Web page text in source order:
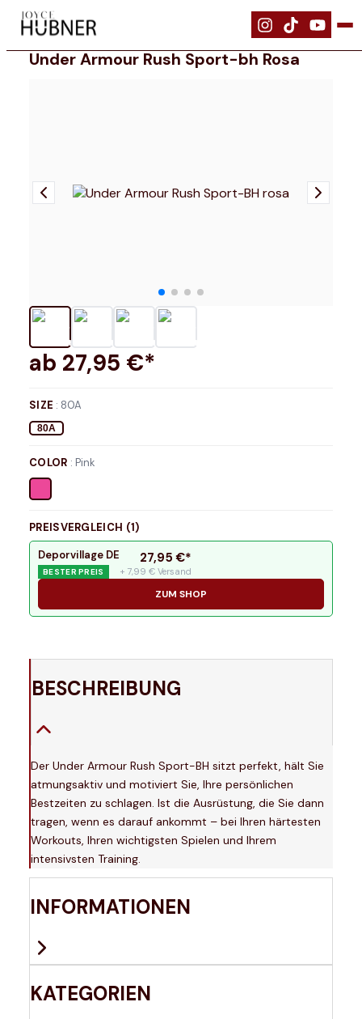
| Bekleidung Under Armour Rush Sport-BH rosa
Under Armour Rush Sport-bh Rosa
ab 27,95 €*
SIZE : 80A
80A
COLOR : Pink
PREISVERGLEICH (1)
Deporvillage DE
BESTER PREIS
27,95 €*
+ 7,99 € Versand
ZUM SHOP
BESCHREIBUNG
Der Under Armour Rush Sport-BH sitzt perfekt, hält Sie
atmungsaktiv und motiviert Sie, Ihre persönlichen
Bestzeiten zu schlagen. Ist die Ausrüstung, die Sie dann
tragen, wenn es darauf ankommt – bei Ihren härtesten
Workouts, Ihren wichtigsten Spielen und Ihrem
intensivsten Training.
INFORMATIONEN
KATEGORIEN